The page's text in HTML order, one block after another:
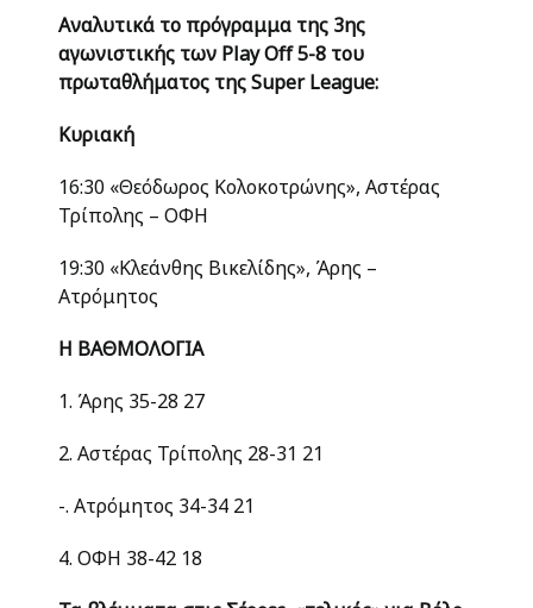
Αναλυτικά το πρόγραμμα της 3ης
αγωνιστικής των Play Off 5-8 του
πρωταθλήματος της Super League:
Κυριακή
16:30 «Θεόδωρος Κολοκοτρώνης», Αστέρας
Τρίπολης – ΟΦΗ
19:30 «Κλεάνθης Βικελίδης», Άρης –
Ατρόμητος
Η ΒΑΘΜΟΛΟΓΙΑ
1. Άρης 35-28 27
2. Αστέρας Τρίπολης 28-31 21
-. Ατρόμητος 34-34 21
4. ΟΦΗ 38-42 18